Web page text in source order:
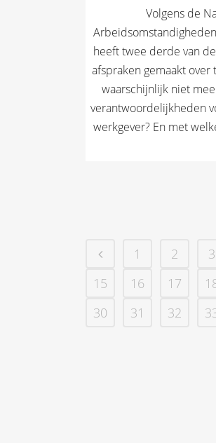
Volgens de
Arbeidsomstandigheden
heeft twee derde van
afspraken gemaakt
waarschijnlijk niet
verantwoordelijkheden
werkgever? En met
1 2 3
15
16 17
30
31 32